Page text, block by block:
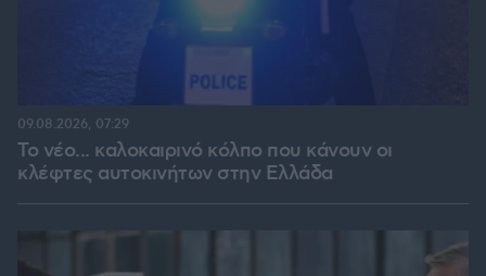
Το νέο... καλοκαιρινό κόλπο που κάνουν οι
κλέφτες αυτοκινήτων στην Ελλάδα
09.08.2026, 07:29